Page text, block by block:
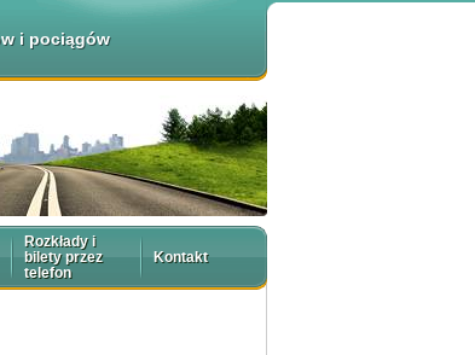
i pociągów
Rozkłady i
bilety przez
telefon
Kontakt